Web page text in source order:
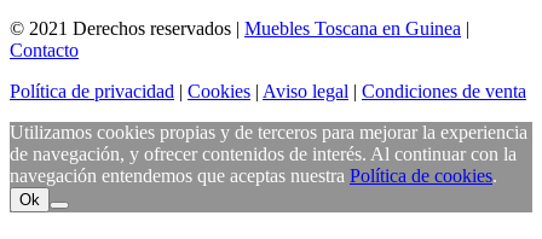
© 2021 Derechos reservados | Muebles Toscana en Guinea |
Contacto
Política de privacidad | Cookies | Aviso legal | Condiciones de venta
Utilizamos cookies propias y de terceros para mejorar la experiencia
de navegación, y ofrecer contenidos de interés. Al continuar con la
navegación entendemos que aceptas nuestra Política de cookies.
Ok